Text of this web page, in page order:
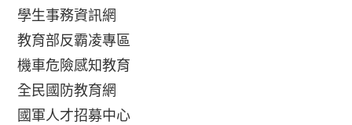
學生事務資訊網
教育部反霸凌專區
機車危險感知教育
全民國防教育網
國軍人才招募中心